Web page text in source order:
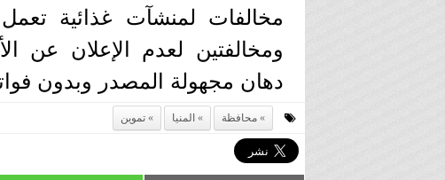
مخالفات لمنشآت غذائية
دهان مجهولة المصدر وبدون
محافظة المنيا تموين